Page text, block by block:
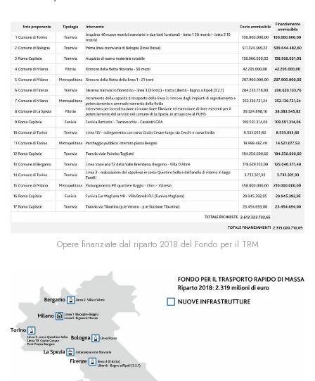
Opere finanziate dal riparto 2018 del Fondo per il TRM